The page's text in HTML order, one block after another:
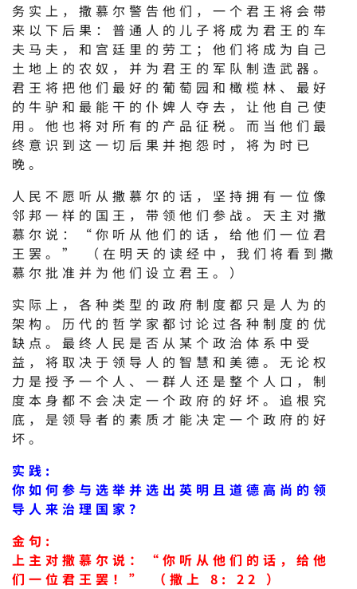
务实上，撒慕尔警告他们，一个君王将会带
来以下后果：普通人的儿子将成为君王的车
夫马夫，和宫廷里的劳工；他们将成为自己
土地上的农奴，并为君王的军队制造武器。
君王将把他们最好的葡萄园和橄榄林、最好
的牛驴和最能干的仆婢人夺去，让他自己使
用。他也将对所有的产品征税。而当他们最
终意识到这一切后果并抱怨时，将为时已
晚。
人民不愿听从撒慕尔的话，坚持拥有一位像
邻邦一样的国王，带领他们参战。天主对撒
慕尔说：“你听从他们的话，给他们一位君
王罢。” （在明天的读经中，我们将看到撒
慕尔批准并为他们设立君王。）
实际上，各种类型的政府制度都只是人为的
架构。历代的哲学家都讨论过各种制度的优
缺点。最终人民是否从某个政治体系中受
益，将取决于领导人的智慧和美德。无论权
力是授予一个人、一群人还是整个人口，制
度本身都不会决定一个政府的好坏。追根究
底，是领导者的素质才能决定一个政府的好
坏。
实践:
你如何参与选举并选出英明且道德高尚的领
导人来治理国家？
金句:
上主对撒慕尔说：“你听从他们的话，给他
们一位君王罢！” （撒上 8: 22 ）